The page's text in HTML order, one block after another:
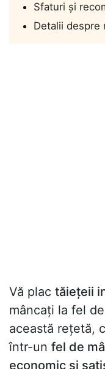
Sfaturi și
Detalii despre
Vă plac tăiețeii
mâncați la fel
această rețetă,
într-un fel de
economic și